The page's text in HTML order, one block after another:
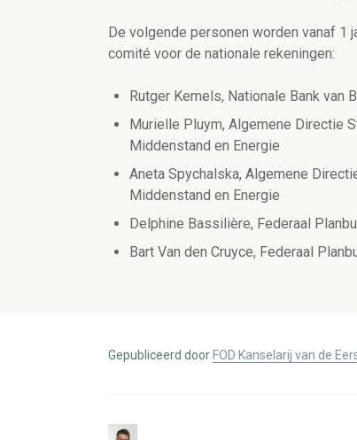
De volgende personen worden vanaf 1
comité voor de nationale rekeningen:
Rutger Kemels, Nationale Bank van
Murielle Pluym, Algemene Directie
Middenstand en Energie
Aneta Spychalska, Algemene
Middenstand en Energie
Delphine Bassilière, Federaal
Bart Van den Cruyce, Federaal
Gepubliceerd door FOD Kanselarij van de